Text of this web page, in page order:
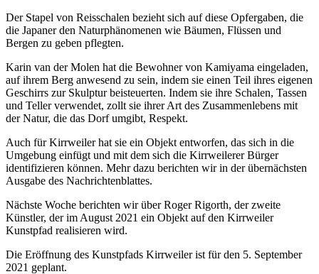
Der Stapel von Reisschalen bezieht sich auf diese Opfergaben, die
die Japaner den Naturphänomenen wie Bäumen, Flüssen und
Bergen zu geben pflegten.
Karin van der Molen hat die Bewohner von Kamiyama eingeladen,
auf ihrem Berg anwesend zu sein, indem sie einen Teil ihres eigenen
Geschirrs zur Skulptur beisteuerten. Indem sie ihre Schalen, Tassen
und Teller verwendet, zollt sie ihrer Art des Zusammenlebens mit
der Natur, die das Dorf umgibt, Respekt.
Auch für Kirrweiler hat sie ein Objekt entworfen, das sich in die
Umgebung einfügt und mit dem sich die Kirrweilerer Bürger
identifizieren können. Mehr dazu berichten wir in der übernächsten
Ausgabe des Nachrichtenblattes.
Nächste Woche berichten wir über Roger Rigorth, der zweite
Künstler, der im August 2021 ein Objekt auf den Kirrweiler
Kunstpfad realisieren wird.
Die Eröffnung des Kunstpfads Kirrweiler ist für den 5. September
2021 geplant.